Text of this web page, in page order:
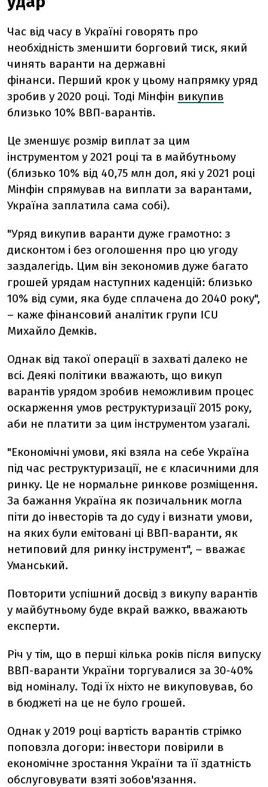
Час від часу в Україні говорять про
необхідність зменшити борговий тиск, який
чинять варанти на державні
фінанси. Перший крок у цьому напрямку уряд
зробив у 2020 році. Тоді Мінфін викупив
близько 10% ВВП-варантів.
Це зменшує розмір виплат за цим
інструментом у 2021 році та в майбутньому
(близько 10% від 40,75 млн дол, які у 2021 році
Мінфін спрямував на виплати за варантами,
Україна заплатила сама собі).
"Уряд викупив варанти дуже грамотно: з
дисконтом і без оголошення про цю угоду
заздалегідь. Цим він зекономив дуже багато
грошей урядам наступних каденцій: близько
10% від суми, яка буде сплачена до 2040 року",
– каже фінансовий аналітик групи ICU
Михайло Демків.
Однак від такої операції в захваті далеко не
всі. Деякі політики вважають, що викуп
варантів урядом зробив неможливим процес
оскарження умов реструктуризації 2015 року,
аби не платити за цим інструментом узагалі.
"Економічні умови, які взяла на себе Україна
під час реструктуризації, не є класичними для
ринку. Це не нормальне ринкове розміщення.
За бажання Україна як позичальник могла
піти до інвесторів та до суду і визнати умови,
на яких були емітовані ці ВВП-варанти, як
нетиповий для ринку інструмент", – вважає
Уманський.
Повторити успішний досвід з викупу варантів
у майбутньому буде вкрай важко, вважають
експерти.
Річ у тім, що в перші кілька років після випуску
ВВП-варанти України торгувалися за 30-40%
від номіналу. Тоді їх ніхто не викуповував, бо
в бюджеті на це не було грошей.
Однак у 2019 році вартість варантів стрімко
поповзла догори: інвестори повірили в
економічне зростання України та її здатність
обслуговувати взяті зобов'язання.